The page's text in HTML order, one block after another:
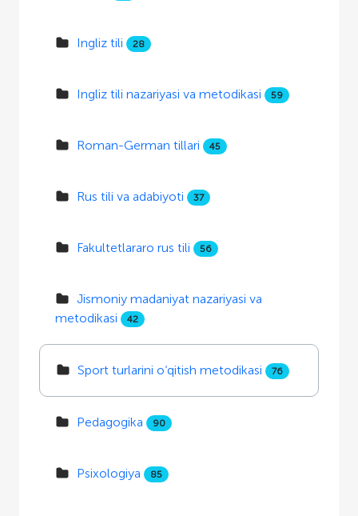
Ingliz tili 28
Ingliz tili nazariyasi va metodikasi 59
Roman-German tillari 45
Rus tili va adabiyoti 37
Fakultetlararo rus tili 56
Jismoniy madaniyat nazariyasi va
metodikasi
42
Sport turlarini o‘qitish metodikasi 76
Pedagogika 90
Psixologiya 85